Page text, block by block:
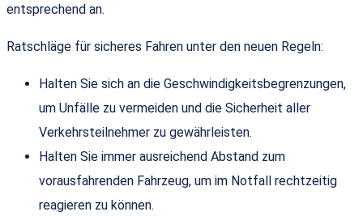
entsprechend an.
Ratschläge für sicheres Fahren unter den neuen Regeln:
Halten Sie sich an die Geschwindigkeitsbegrenzungen,
um Unfälle zu vermeiden und die Sicherheit aller
Verkehrsteilnehmer zu gewährleisten.
Halten Sie immer ausreichend Abstand zum
vorausfahrenden Fahrzeug, um im Notfall rechtzeitig
reagieren zu können.